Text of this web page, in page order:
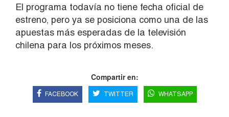
El programa todavía no tiene fecha oficial de
estreno, pero ya se posiciona como una de las
apuestas más esperadas de la televisión
chilena para los próximos meses.
Compartir en:
FACEBOOK TWITTER WHATSAPP